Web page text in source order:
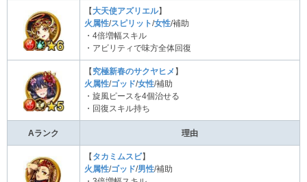
【大天使アズリエル】
火属性/スピリット/女性/補助
・4倍増幅スキル
・アビリティで味方全体回復
【 究極新春のサクヤヒメ 】
火属性/ゴッド/女性/補助
・旋風ピースを4個治せる
・回復スキル持ち
Aランク 理由
【 タカミムスビ】
火属性/ゴッド/男性/補助